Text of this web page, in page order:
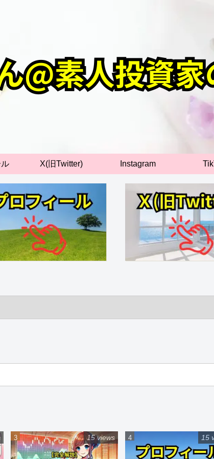
X(旧Twitter) Instagram
15 views 15